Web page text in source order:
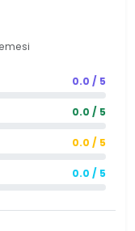
0.0 / 5
0.0 / 5
0.0 / 5
0.0 / 5